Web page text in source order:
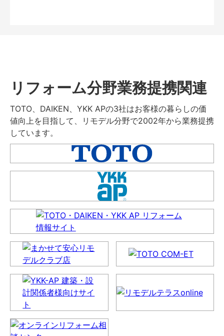
リフォーム分野業務提携関連
TOTO、DAIKEN、YKK APの3社はお客様の暮らしの価
値向上を目指して、リモデル分野で2002年から業務提携
しています。